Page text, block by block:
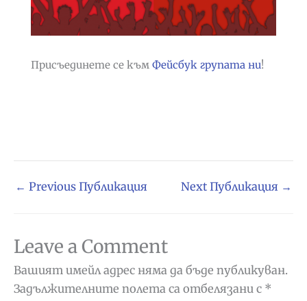
Присъединете се към Фейсбук групата ни!
← Previous Публикация Next Публикация →
Leave a Comment
Вашият имейл адрес няма да бъде публикуван.
Задължителните полета са отбелязани с *